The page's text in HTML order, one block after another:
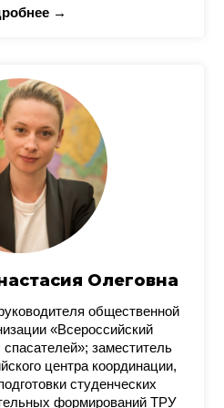
→
Олеговна
общественной
«Всероссийский
заместитель
центра координации,
студенческих
формирований ТРУ